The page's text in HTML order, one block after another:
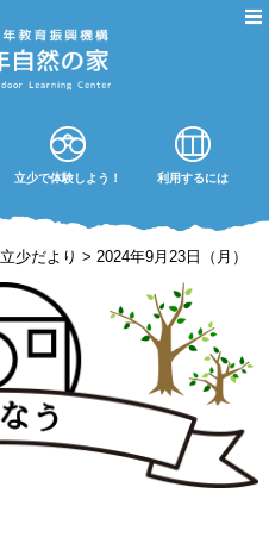
立少で体験しよう！ 利用するには
立少だより >2024年9月23日（月）